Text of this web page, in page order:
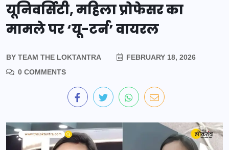
यूनिवर्सिटी, महिला प्रोफेसर का
मामले पर ‘यू-टर्न’ वायरल
BY TEAM THE LOKTANTRA
FEBRUARY 18, 2026
0 COMMENTS